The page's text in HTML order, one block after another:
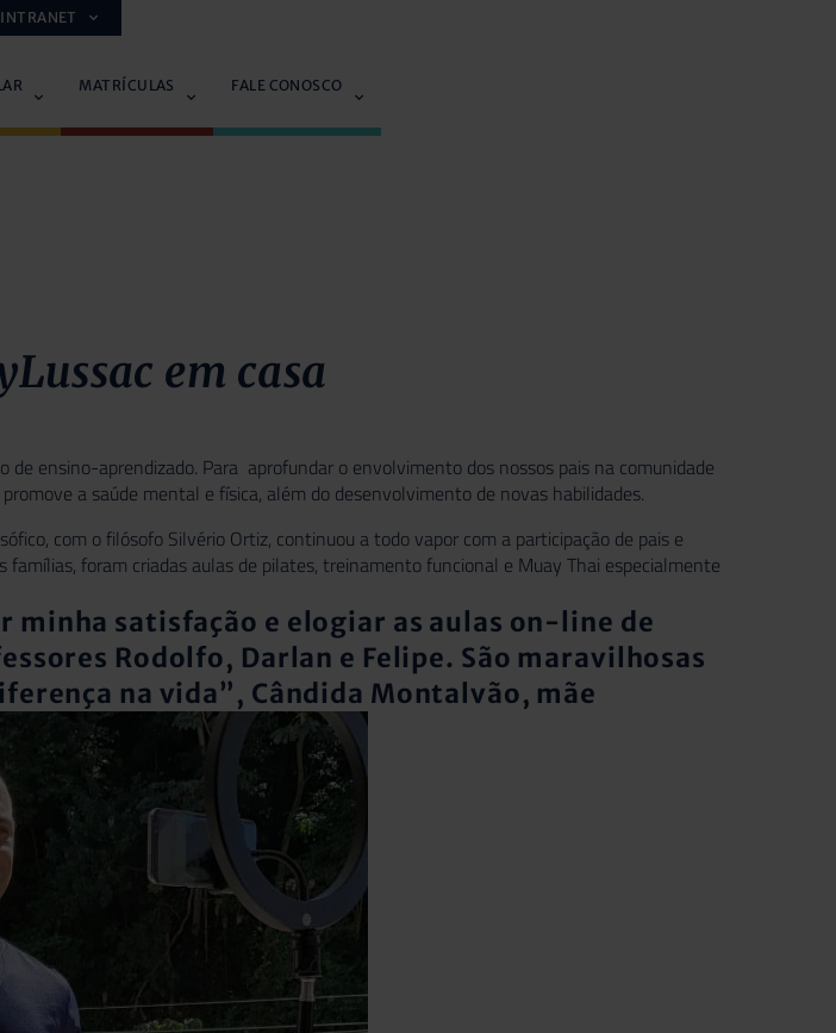
INTRANET
MATRÍCULAS FALE CONOSCO
em casa
de ensino-aprendizado. Para aprofundar o envolvimento dos nossos pais na comunidade
promove a saúde mental e física, além do desenvolvimento de novas habilidades.
com ofilósofo Silvério Ortiz, continuou a todo vapor com a participação de pais e
famílias, foram criadas aulas de pilates, treinamento funcional e Muay Thai especialmente
minha satisfação e elogiar as aulas on-line de
Rodolfo, Darlan e Felipe. São maravilhosas
na vida”, Cândida Montalvão, mãe